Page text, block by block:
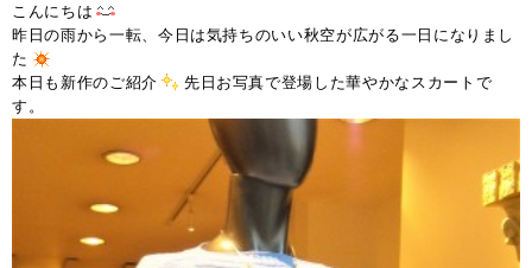
こんにちは
昨日の雨から一転、今日は気持ちのいい秋空が広がる一日になりまし
た
本日も新作のご紹介
先日お写真で登場した華やかなスカートで
す。